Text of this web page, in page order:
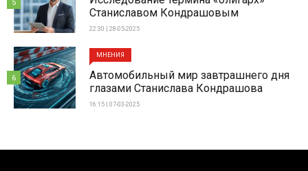
Станиславом Кондрашовым
22:30 | 28-05-2025
5
МНЕНИЯ
Автомобильный мир завтрашнего дня
глазами Станислава Кондрашова
16:15 | 07-03-2025
6